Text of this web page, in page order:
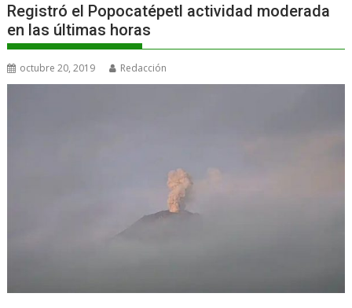
Registró el Popocatépetl actividad moderada
en las últimas horas
octubre 20, 2019 Redacción